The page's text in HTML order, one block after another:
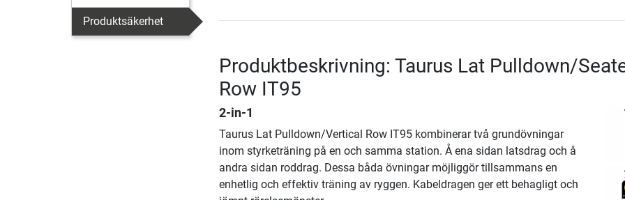
Produktsäkerhet
Produktbeskrivning: Taurus Lat Pulldown/
Row IT95
2-in-1
Taurus Lat Pulldown/Vertical Row IT95 kombinerar två grundövningar
inom styrketräning på en och samma station. Å ena sidan latsdrag och å
andra sidan roddrag. Dessa båda övningar möjliggör tillsammans en
enhetlig och effektiv träning av ryggen. Kabeldragen ger ett behagligt och